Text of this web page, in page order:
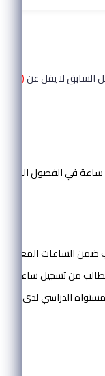
السابق لا يقل عن( 80% )
ساعة في الفصول
في الفصل الصيفي.
الساعات
الطالب من تسجيل